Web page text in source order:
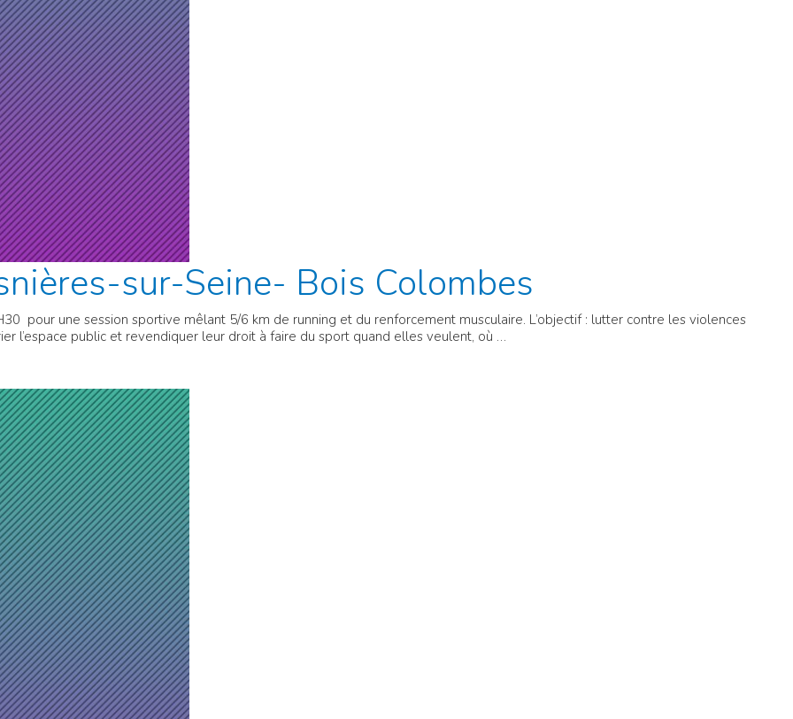
sur-Seine- Bois Colombes
pour une session sportive mêlant 5/6 km de running et du renforcement musculaire. L’objectif : lutter contre les violences
l’espace public et revendiquer leur droit à faire du sport quand elles veulent, où …